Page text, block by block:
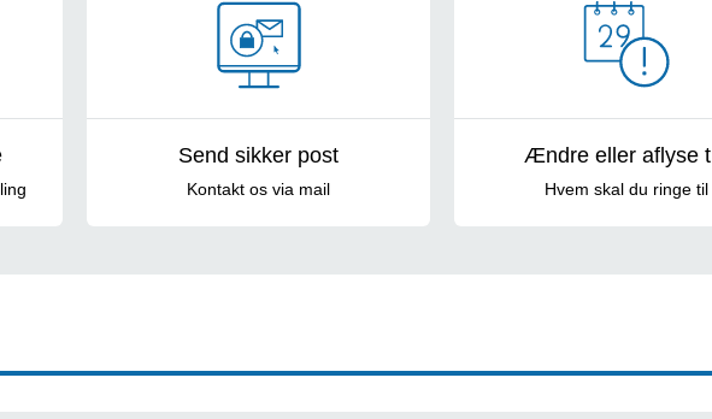
Send sikker post
Kontakt os via mail
Ændre eller aflyse
Hvem skal du ringe til